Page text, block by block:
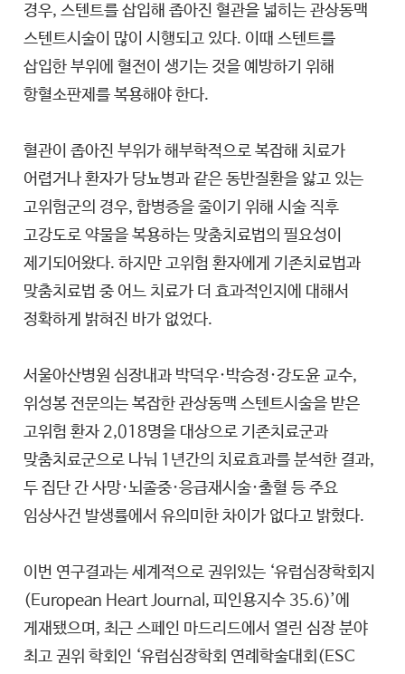
경우, 스텐트를 삽입해 좁아진 혈관을 넓히는 관상동맥
스텐트시술이 많이 시행되고 있다. 이때 스텐트를
삽입한 부위에 혈전이 생기는 것을 예방하기 위해
항혈소판제를 복용해야 한다.
혈관이 좁아진 부위가 해부학적으로 복잡해 치료가
어렵거나 환자가 당뇨병과 같은 동반질환을 앓고 있는
고위험군의 경우, 합병증을 줄이기 위해 시술 직후
고강도로 약물을 복용하는 맞춤치료법의 필요성이
제기되어왔다. 하지만 고위험 환자에게 기존치료법과
맞춤치료법 중 어느 치료가 더 효과적인지에 대해서
정확하게 밝혀진 바가 없었다.
서울아산병원 심장내과 박덕우·박승정·강도윤 교수,
위성봉 전문의는 복잡한 관상동맥 스텐트시술을 받은
고위험 환자 2,018명을 대상으로 기존치료군과
맞춤치료군으로 나눠 1년간의 치료효과를 분석한 결과,
두 집단 간 사망·뇌졸중·응급재시술·출혈 등 주요
임상사건 발생률에서 유의미한 차이가 없다고 밝혔다.
이번 연구결과는 세계적으로 권위있는 ‘유럽심장학회지
(European Heart Journal, 피인용지수 35.6)’에
게재됐으며, 최근 스페인 마드리드에서 열린 심장 분야
최고 권위 학회인 ‘유럽심장학회 연례학술대회(ESC